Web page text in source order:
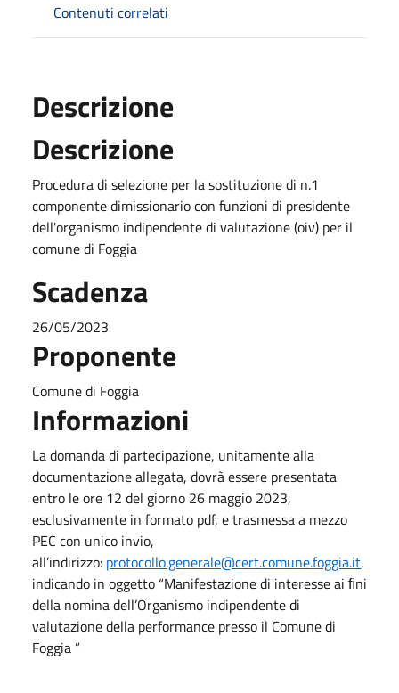
Contenuti correlati
Descrizione
Descrizione
Procedura di selezione per la sostituzione di n.1
componente dimissionario con funzioni di presidente
dell'organismo indipendente di valutazione (oiv) per il
comune di Foggia
Scadenza
26/05/2023
Proponente
Comune di Foggia
Informazioni
La domanda di partecipazione, unitamente alla
documentazione allegata, dovrà essere presentata
entro le ore 12 del giorno 26 maggio 2023,
esclusivamente in formato pdf, e trasmessa a mezzo
PEC con unico invio,
all’indirizzo: protocollo.generale@cert.comune.foggia.it,
indicando in oggetto “Manifestazione di interesse ai ﬁni
della nomina dell’Organismo indipendente di
valutazione della performance presso il Comune di
Foggia ”